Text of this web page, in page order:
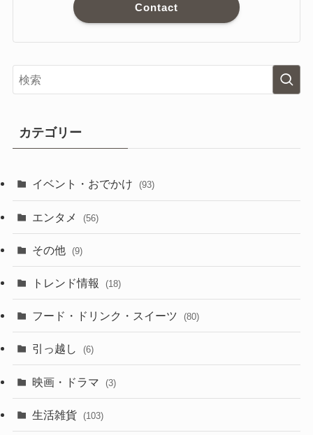
Contact
カテゴリー
イベント・おでかけ (93)
エンタメ (56)
その他 (9)
トレンド情報 (18)
フード・ドリンク・スイーツ (80)
引っ越し (6)
映画・ドラマ (3)
生活雑貨 (103)